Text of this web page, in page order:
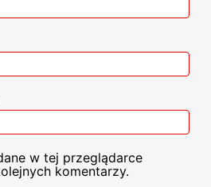
w tej przeglądarce
komentarzy.